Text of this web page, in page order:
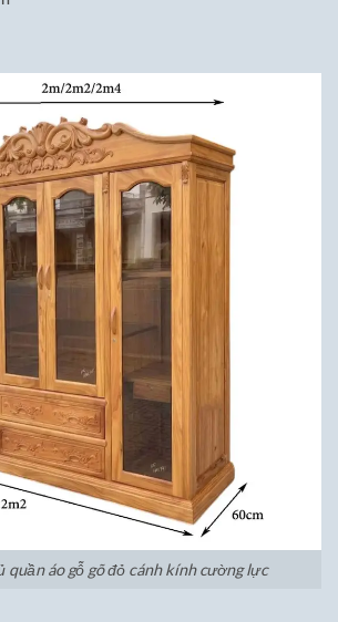
quần áo gỗ gõ đỏ cánh kính cường lực